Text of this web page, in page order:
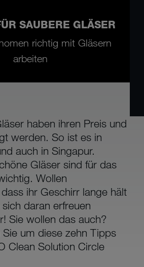
SAUBERE GLÄSER
richtig mit Gläsern
arbeiten
haben ihren Preis und
werden. So ist es in
auch in Singapur.
Gläser sind für das
Wollen
ihr Geschirr lange hält
daran erfreuen
Sie wollen das auch?
um diese zehn Tipps
Clean Solution Circle